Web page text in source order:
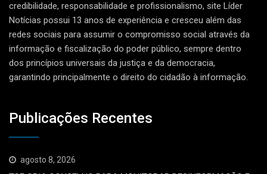
credibilidade, responsabilidade e profissionalismo, site Líder
Notícias possui 13 anos de experiência e cresceu além das
redes sociais para assumir o compromisso social através da
informação e fiscalização do poder público, sempre dentro
dos princípios universais da justiça e da democracia,
garantindo principalmente o direito do cidadão à informação.
Publicações Recentes
agosto 8, 2026